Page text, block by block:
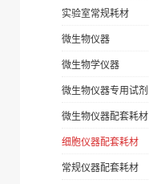
实验室常规耗材
微生物仪器
微生物学仪器
微生物仪器专用试剂
微生物仪器配套耗材
细胞仪器配套耗材
常规仪器配套耗材